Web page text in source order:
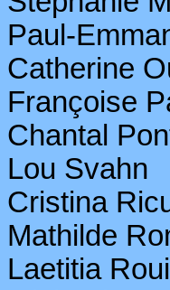
Paul-
Catherine
Françoise
Chantal
Lou Svahn
Cristina
Mathilde
Laetitia